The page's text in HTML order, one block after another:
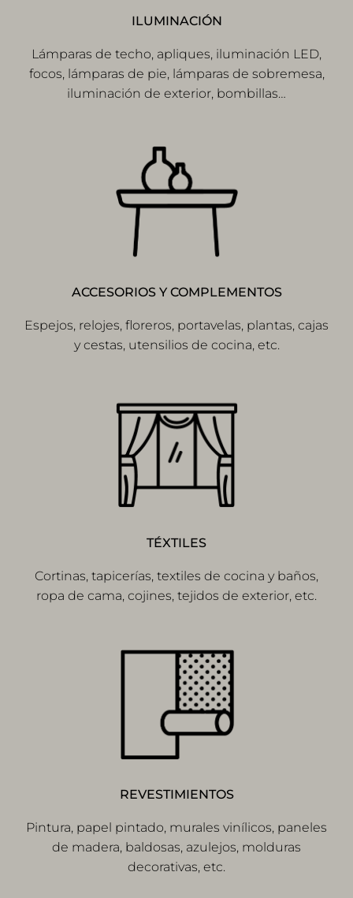
ILUMINACIÓN
Lámparas de techo, apliques, iluminación LED,
focos, lámparas de pie, lámparas de sobremesa,
iluminación de exterior, bombillas…
ACCESORIOS Y COMPLEMENTOS
Espejos, relojes, floreros, portavelas, plantas, cajas
y cestas, utensilios de cocina, etc.
TÉXTILES
Cortinas, tapicerías, textiles de cocina y baños,
ropa de cama, cojines, tejidos de exterior, etc.
REVESTIMIENTOS
Pintura, papel pintado, murales vinílicos, paneles
de madera, baldosas, azulejos, molduras
decorativas, etc.